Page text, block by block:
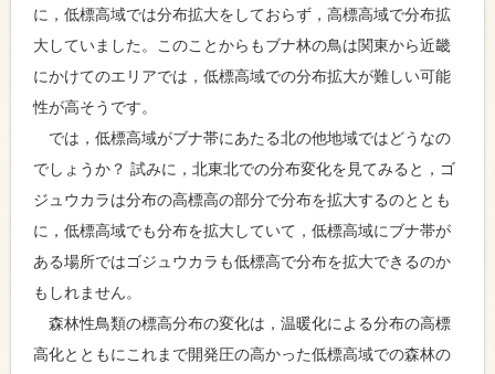
に，低標高域では分布拡大をしておらず，高標高域で分布拡
大していました。このことからもブナ林の鳥は関東から近畿
にかけてのエリアでは，低標高域での分布拡大が難しい可能
性が高そうです。
では，低標高域がブナ帯にあたる北の他地域ではどうなの
でしょうか？ 試みに，北東北での分布変化を見てみると，ゴ
ジュウカラは分布の高標高の部分で分布を拡大するのととも
に，低標高域でも分布を拡大していて，低標高域にブナ帯が
ある場所ではゴジュウカラも低標高で分布を拡大できるのか
もしれません。
森林性鳥類の標高分布の変化は，温暖化による分布の高標
高化とともにこれまで開発圧の高かった低標高域での森林の